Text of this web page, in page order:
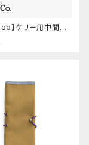
】ケリー用中間パ
ップ (多条/ス